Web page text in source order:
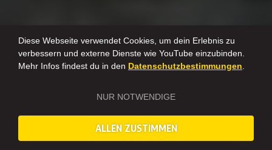
Diese Webseite verwendet Cookies, um dein Erlebnis zu
verbessern und externe Dienste wie YouTube einzubinden.
Mehr Infos findest du in den Datenschutzbestimmungen.
NUR NOTWENDIGE
ALLEN ZUSTIMMEN